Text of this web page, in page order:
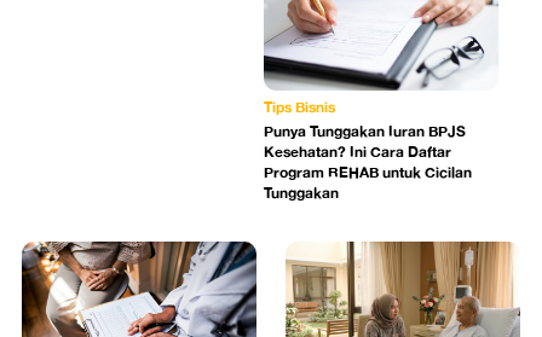
Tips Bisnis
Punya Tunggakan Iuran BPJS
Kesehatan? Ini Cara Daftar
Program REHAB untuk Cicilan
Tunggakan